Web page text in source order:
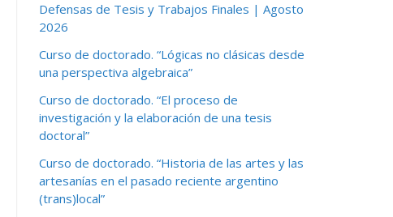
Defensas de Tesis y Trabajos Finales | Agosto
2026
Curso de doctorado. “Lógicas no clásicas desde
una perspectiva algebraica”
Curso de doctorado. “El proceso de
investigación y la elaboración de una tesis
doctoral”
Curso de doctorado. “Historia de las artes y las
artesanías en el pasado reciente argentino
(trans)local”